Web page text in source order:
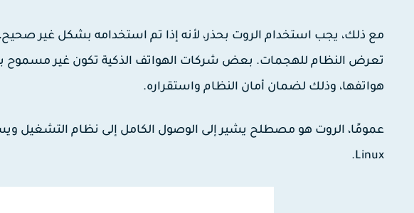
مع ذلك، يجب استخدام الروت بحذر، لأنه إذا تم استخدامه بشكل غير
تعرض النظام للهجمات. بعض شركات الهواتف الذكية تكون غير مسموح
هواتفها، وذلك لضمان أمان النظام واستقراره.
Linux.